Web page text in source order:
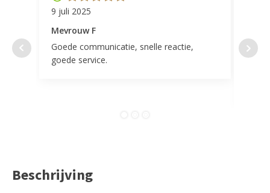
9 juli 2025
Mevrouw F
Goede communicatie, snelle reactie,
goede service.
door
Beschrijving